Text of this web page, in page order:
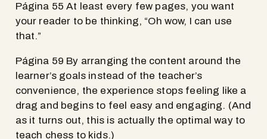
Página 55 At least every few pages, you want
your reader to be thinking, “Oh wow, I can use
that.”
Página 59 By arranging the content around the
learner’s goals instead of the teacher’s
convenience, the experience stops feeling like a
drag and begins to feel easy and engaging. (And
as it turns out, this is actually the optimal way to
teach chess to kids.)